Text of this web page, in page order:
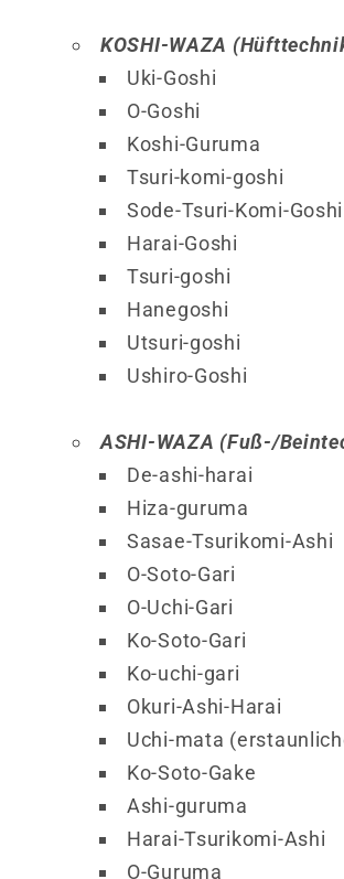
KOSHI-WAZA
Uki-Goshi
O-Goshi
Koshi-Guruma
Tsuri-komi-goshi
Sode-Tsuri-Komi-Goshi
Harai-Goshi
Tsuri-goshi
Hanegoshi
Utsuri-goshi
Ushiro-Goshi
ASHI-WAZA (Fuß-/
De-ashi-harai
Hiza-guruma
Sasae-Tsurikomi-Ashi
O-Soto-Gari
O-Uchi-Gari
Ko-Soto-Gari
Ko-uchi-gari
Okuri-Ashi-Harai
Uchi-mata
Ko-Soto-Gake
Ashi-guruma
Harai-Tsurikomi-Ashi
O-Guruma